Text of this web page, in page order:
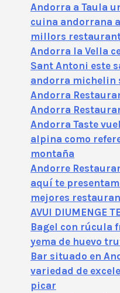
Andorra a Taula
cuina andorrana
millors
Andorra la Vella
Sant Antoni este
andorra michelin
Andorra
Andorra
Andorra Taste
alpina como
montaña
Andorre
aquí te
mejores
AVUI DIUMENGE
Bagel con rúcula
yema de huevo
Bar situado en
variedad de
picar